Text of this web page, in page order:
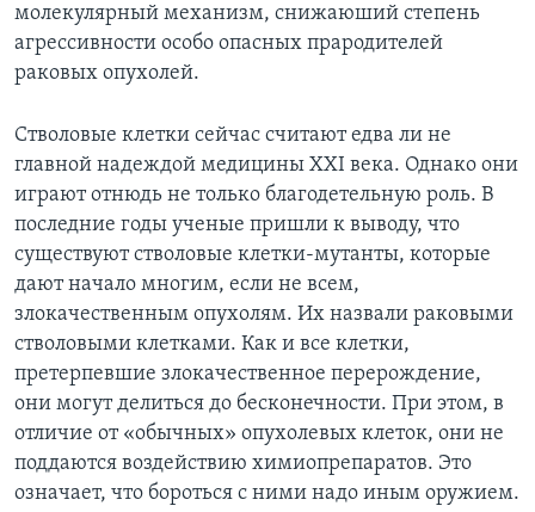
молекулярный механизм, снижаюший степень
агрессивности особо опасных прародителей
раковых опухолей.
Стволовые клетки сейчас считают едва ли не
главной надеждой медицины XXI века. Однако они
играют отнюдь не только благодетельную роль. В
последние годы ученые пришли к выводу, что
существуют стволовые клетки-мутанты, которые
дают начало многим, если не всем,
злокачественным опухолям. Их назвали раковыми
стволовыми клетками. Как и все клетки,
претерпевшие злокачественное перерождение,
они могут делиться до бесконечности. При этом, в
отличие от «обычных» опухолевых клеток, они не
поддаются воздействию химиопрепаратов. Это
означает, что бороться с ними надо иным оружием.